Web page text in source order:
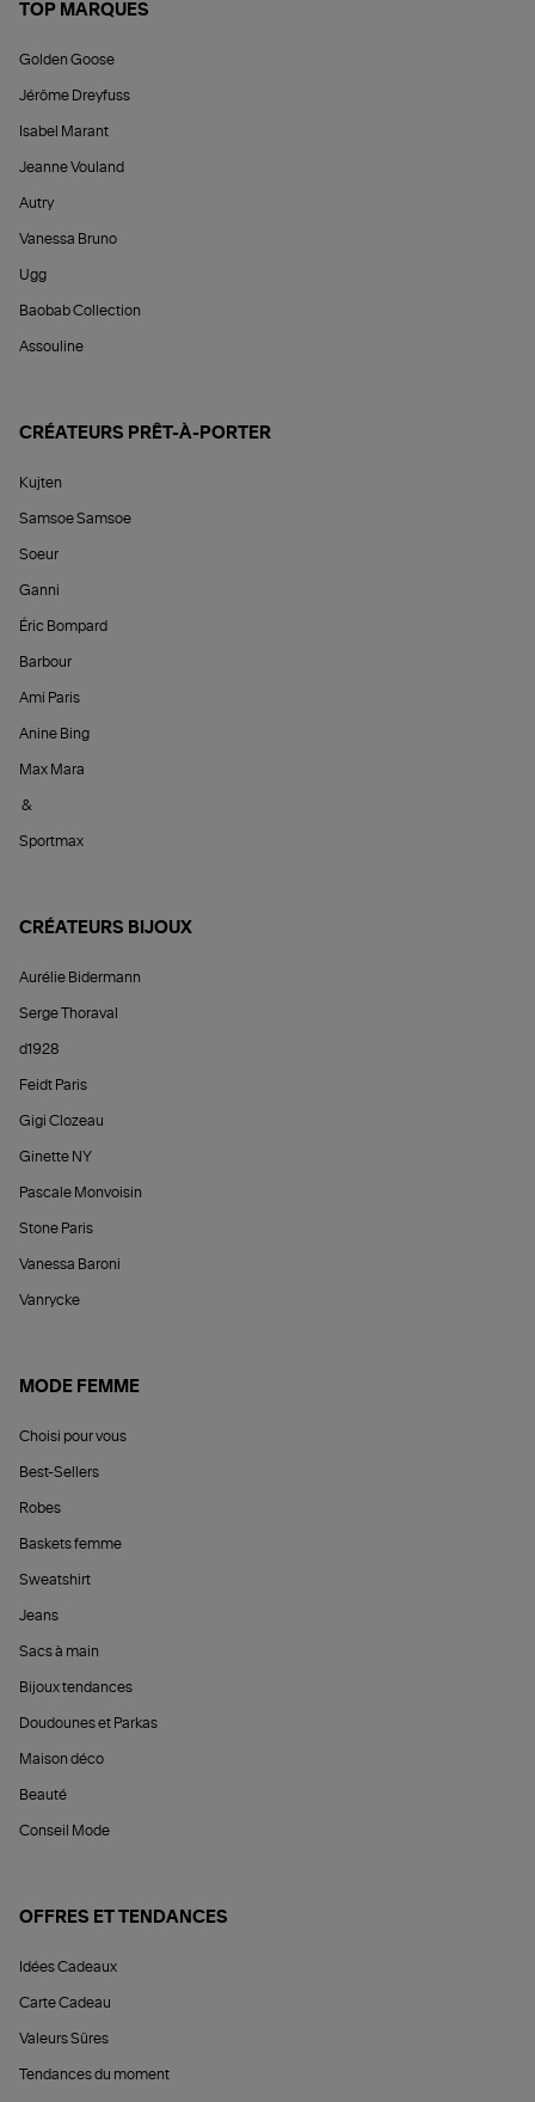
TOP MARQUES
Golden Goose
Jérôme Dreyfuss
Isabel Marant
Jeanne Vouland
Autry
Vanessa Bruno
Ugg
Baobab Collection
Assouline
CRÉATEURS PRÊT-À-PORTER
Kujten
Samsoe Samsoe
Soeur
Ganni
Éric Bompard
Barbour
Ami Paris
Anine Bing
Max Mara
&
Sportmax
CRÉATEURS BIJOUX
Aurélie Bidermann
Serge Thoraval
d1928
Feidt Paris
Gigi Clozeau
Ginette NY
Pascale Monvoisin
Stone Paris
Vanessa Baroni
Vanrycke
MODE FEMME
Choisi pour vous
Best-Sellers
Robes
Baskets femme
Sweatshirt
Jeans
Sacs à main
Bijoux tendances
Doudounes et Parkas
Maison déco
Beauté
Conseil Mode
OFFRES ET TENDANCES
Idées Cadeaux
Carte Cadeau
Valeurs Sûres
Tendances du moment